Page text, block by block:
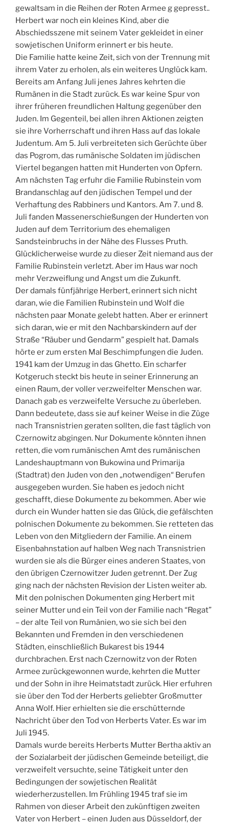
gewaltsam in die Reihen der Roten Armee g gepresst..
Herbert war noch ein kleines Kind, aber die
Abschiedsszene mit seinem Vater gekleidet in einer
sowjetischen Uniform erinnert er bis heute.
Die Familie hatte keine Zeit, sich von der Trennung mit
ihrem Vater zu erholen, als ein weiteres Unglück kam.
Bereits am Anfang Juli jenes Jahres kehrten die
Rumänen in die Stadt zurück. Es war keine Spur von
ihrer früheren freundlichen Haltung gegenüber den
Juden. Im Gegenteil, bei allen ihren Aktionen zeigten
sie ihre Vorherrschaft und ihren Hass auf das lokale
Judentum. Am 5. Juli verbreiteten sich Gerüchte über
das Pogrom, das rumänische Soldaten im jüdischen
Viertel begangen hatten mit Hunderten von Opfern.
Am nächsten Tag erfuhr die Familie Rubinstein vom
Brandanschlag auf den jüdischen Tempel und der
Verhaftung des Rabbiners und Kantors. Am 7. und 8.
Juli fanden Massenerschießungen der Hunderten von
Juden auf dem Territorium des ehemaligen
Sandsteinbruchs in der Nähe des Flusses Pruth.
Glücklicherweise wurde zu dieser Zeit niemand aus der
Familie Rubinstein verletzt. Aber im Haus war noch
mehr Verzweiflung und Angst um die Zukunft.
Der damals fünfjährige Herbert, erinnert sich nicht
daran, wie die Familien Rubinstein und Wolf die
nächsten paar Monate gelebt hatten. Aber er erinnert
sich daran, wie er mit den Nachbarskindern auf der
Straße “Räuber und Gendarm” gespielt hat. Damals
hörte er zum ersten Mal Beschimpfungen die Juden.
1941 kam der Umzug in das Ghetto. Ein scharfer
Kotgeruch steckt bis heute in seiner Erinnerung an
einen Raum, der voller verzweifelter Menschen war.
Danach gab es verzweifelte Versuche zu überleben.
Dann bedeutete, dass sie auf keiner Weise in die Züge
nach Transnistrien geraten sollten, die fast täglich von
Czernowitz abgingen. Nur Dokumente könnten ihnen
retten, die vom rumänischen Amt des rumänischen
Landeshauptmann von Bukowina und Primarija
(Stadtrat) den Juden von den „notwendigen“ Berufen
ausgegeben wurden. Sie haben es jedoch nicht
geschafft, diese Dokumente zu bekommen. Aber wie
durch ein Wunder hatten sie das Glück, die gefälschten
polnischen Dokumente zu bekommen. Sie retteten das
Leben von den Mitgliedern der Familie. An einem
Eisenbahnstation auf halben Weg nach Transnistrien
wurden sie als die Bürger eines anderen Staates, von
den übrigen Czernowitzer Juden getrennt. Der Zug
ging nach der nächsten Revision der Listen weiter ab.
Mit den polnischen Dokumenten ging Herbert mit
seiner Mutter und ein Teil von der Familie nach “Regat”
– der alte Teil von Rumänien, wo sie sich bei den
Bekannten und Fremden in den verschiedenen
Städten, einschließlich Bukarest bis 1944
durchbrachen. Erst nach Czernowitz von der Roten
Armee zurückgewonnen wurde, kehrten die Mutter
und der Sohn in ihre Heimatstadt zurück. Hier erfuhren
sie über den Tod der Herberts geliebter Großmutter
Anna Wolf. Hier erhielten sie die erschütternde
Nachricht über den Tod von Herberts Vater. Es war im
Juli 1945.
Damals wurde bereits Herberts Mutter Bertha aktiv an
der Sozialarbeit der jüdischen Gemeinde beteiligt, die
verzweifelt versuchte, seine Tätigkeit unter den
Bedingungen der sowjetischen Realität
wiederherzustellen. Im Frühling 1945 traf sie im
Rahmen von dieser Arbeit den zukünftigen zweiten
Vater von Herbert – einen Juden aus Düsseldorf, der